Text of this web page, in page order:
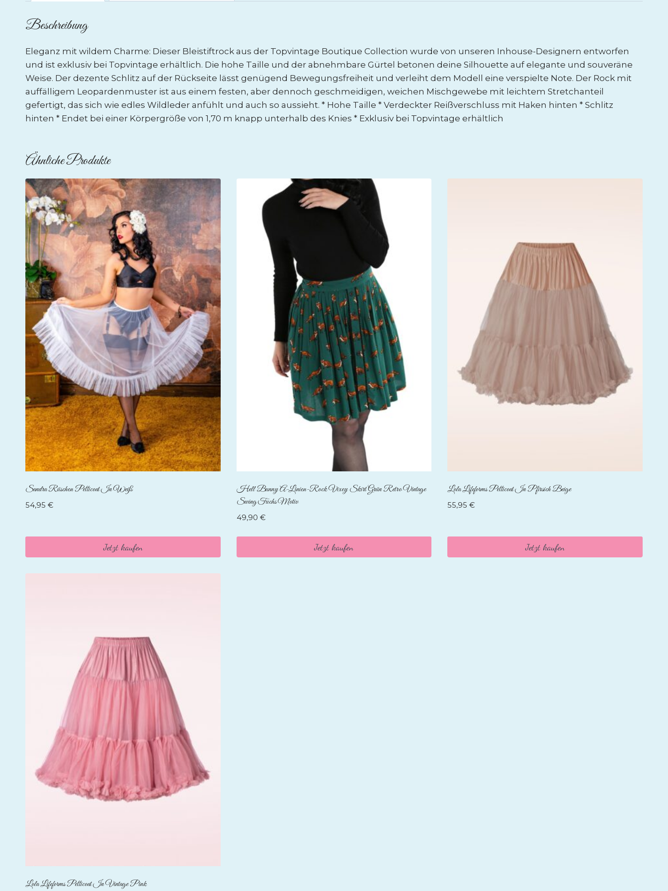
Beschreibung
Eleganz mit wildem Charme: Dieser Bleistiftrock aus der Topvintage Boutique Collection wurde von unseren Inhouse-Designern entworfen
und ist exklusiv bei Topvintage erhältlich. Die hohe Taille und der abnehmbare Gürtel betonen deine Silhouette auf elegante und souveräne
Weise. Der dezente Schlitz auf der Rückseite lässt genügend Bewegungsfreiheit und verleiht dem Modell eine verspielte Note. Der Rock mit
auffälligem Leopardenmuster ist aus einem festen, aber dennoch geschmeidigen, weichen Mischgewebe mit leichtem Stretchanteil
gefertigt, das sich wie edles Wildleder anfühlt und auch so aussieht. * Hohe Taille * Verdeckter Reißverschluss mit Haken hinten * Schlitz
hinten * Endet bei einer Körpergröße von 1,70 m knapp unterhalb des Knies * Exklusiv bei Topvintage erhältlich
Ähnliche Produkte
Sandra Rüschen Petticoat In Weiß
54,95 €
Jetzt kaufen
Hell Bunny A-Linien-Rock Vixey Skirt Grün Retro Vintage
Swing Fuchs Motiv
49,90 €
Jetzt kaufen
Lola Lifeforms Petticoat In Pfirsich Beige
55,95€
Jetzt kaufen
Lola Lifeforms Petticoat In Vintage Pink